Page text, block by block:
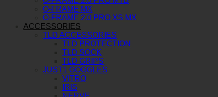
O-FRAME MX
O-FRAME 2.0 PRO XS MX
ACCESSORIES
TLD ACCESSORIES
TLD PROTECTION
TLD SOCK
TLD GRIPS
JUST1 GOGGLES
VITRO
IRIS